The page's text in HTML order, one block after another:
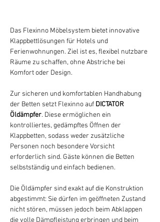
Das Flexinno Möbelsystem bietet innovative
Klappbettlösungen für Hotels und
Ferienwohnungen. Ziel ist es, flexibel nutzbare
Räume zu schaffen, ohne Abstriche bei
Komfort oder Design.
Zur sicheren und komfortablen Handhabung
der Betten setzt Flexinno auf DICTATOR
Öldämpfer. Diese ermöglichen ein
kontrolliertes, gedämpftes Öffnen der
Klappbetten, sodass weder zusätzliche
Personen noch besondere Vorsicht
erforderlich sind. Gäste können die Betten
selbstständig und einfach bedienen.
Die Öldämpfer sind exakt auf die Konstruktion
abgestimmt: Sie dürfen im geöffneten Zustand
nicht stören, müssen jedoch beim Abklappen
die volle Dämpfleistung erbringen und beim